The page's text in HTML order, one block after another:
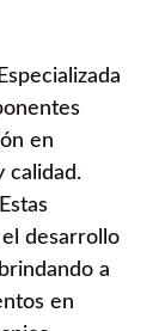
en
calidad.
desarrollo
a
en